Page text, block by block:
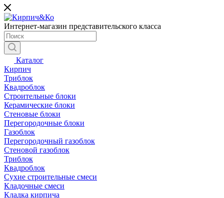
Интернет-магазин представительского класса
Каталог
Кирпич
Триблок
Квадроблок
Строительные блоки
Керамические блоки
Стеновые блоки
Перегородочные блоки
Газоблок
Перегородочный газоблок
Стеновой газоблок
Триблок
Квадроблок
Сухие строительные смеси
Кладочные смеси
Кладка кирпича